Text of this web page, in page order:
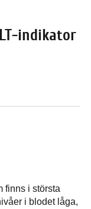
indikator
finns i största
i blodet låga,